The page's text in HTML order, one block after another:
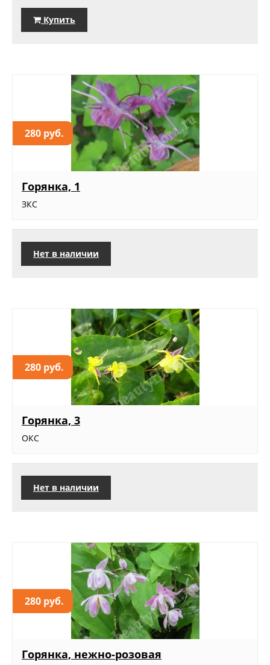
Купить
280 руб.
Горянка, 1
ЗКС
Нет в наличии
280 руб.
Горянка, 3
ОКС
Нет в наличии
280 руб.
Горянка, нежно-розовая